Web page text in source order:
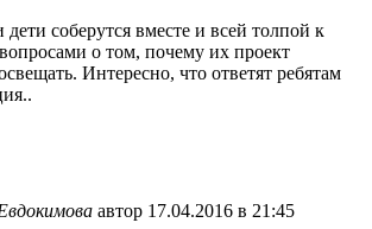
соберутся вместе и всей толпой к
о том, почему их проект
Интересно, что ответят ребятам
автор 17.04.2016 в 21:45